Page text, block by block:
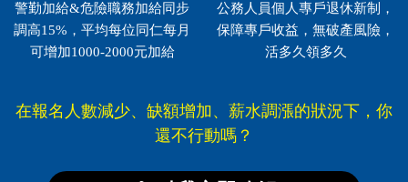
警勤加給&危險職務加給同步
調高15%，平均每位同仁每月
可增加1000-2000元加給
公務人員個人專戶退休新制，
保障專戶收益，無破產風險，
活多久領多久
在報名人數減少、缺額增加、薪水調漲的狀況下，你
還不行動嗎？